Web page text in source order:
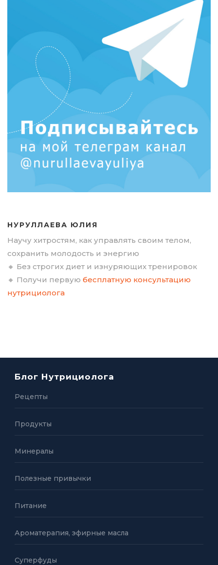
НУРУЛЛАЕВА ЮЛИЯ
Научу хитростям, как управлять своим телом,
сохранить молодость и энергию
🔸 Без строгих диет и изнуряющих тренировок
🔸 Получи первую бесплатную консультацию
нутрициолога
Блог Нутрициолога
Рецепты
Продукты
Минералы
Полезные привычки
Питание
Ароматерапия, эфирные масла
Суперфуды